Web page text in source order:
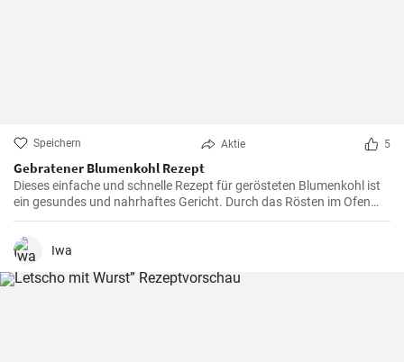
Speichern Aktie 5
Gebratener Blumenkohl Rezept
Dieses einfache und schnelle Rezept für gerösteten Blumenkohl ist
ein gesundes und nahrhaftes Gericht. Durch das Rösten im Ofen
erhält der Blumenkohl einen wunderbar süßen und nussigen
Geschmack. Servieren Sie ihn als Beilage oder als Hauptgericht.
Iwa